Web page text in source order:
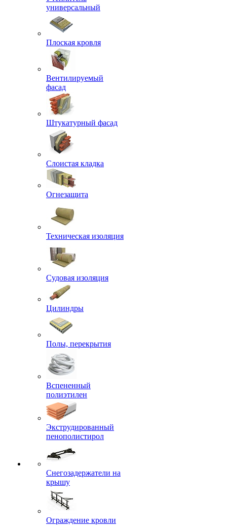
универсальный
Плоская кровля
Вентилируемый
фасад
Штукатурный фасад
Слоистая кладка
Огнезащита
Техническая изоляция
Судовая изоляция
Цилиндры
Полы, перекрытия
Вспененный
полиэтилен
Экструдированный
пенополистирол
Снегозадержатели на
крышу
Ограждение кровли